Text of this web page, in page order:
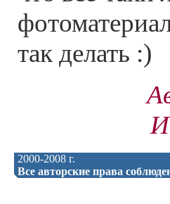
так делать :)
2000-2008 г.
Все авторские права